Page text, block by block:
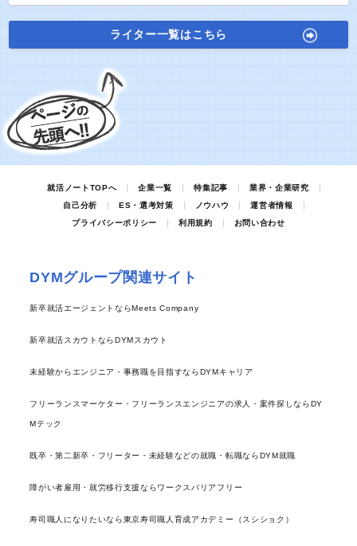
ライター一覧はこちら
就活ノートTOPへ 企業一覧 特集記事
業界・企業研究
自己分析
ES・選考対策 ノウハウ
運営者情報
プライバシーポリシー
利用規約 お問い合わせ
DYMグループ関連サイト
新卒就活エージェントならMeets Company
新卒就活スカウトならDYMスカウト
未経験からエンジニア・事務職を目指すならDYMキャリア
フリーランスマーケター・フリーランスエンジニアの求人・案件探しならDY
Mテック
既卒・第二新卒・フリーター・未経験などの就職・転職ならDYM就職
障がい者雇用・就労移行支援ならワークスバリアフリー
寿司職人になりたいなら東京寿司職人育成アカデミー（スシショク）